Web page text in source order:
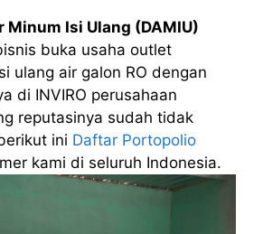
Minum Isi Ulang (DAMIU)
buka usaha outlet
ulang air galon RO dengan
di INVIRO perusahaan
reputasinya sudah tidak
ini Daftar Portopolio
kami di seluruh Indonesia.